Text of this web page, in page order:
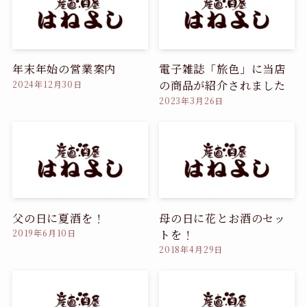
年末年始の営業案内
2024年12月30日
電子雑誌「旅色」に当店
の商品が紹介されました
2023年3月26日
父の日に夏酒を！
2019年6月10日
母の日に花とお酒のセッ
トを！
2018年4月29日